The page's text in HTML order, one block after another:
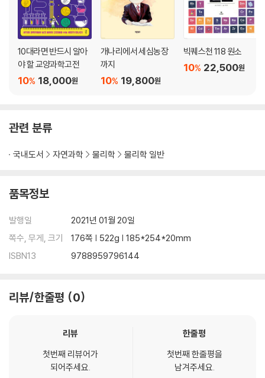
7×10-7
붉은빛의 파장(m)
1.26×10-6
자유공간의 투자율(/)
1.7×10-3
지구 자전이 느려지는 비율(초/세기)
절대영도(℃)
-1/3
다운, 스트렌지, 바텀 쿼크의 전하량(, 기본 전하)
0
0.007
1/137(0.0073)
미세구조상수
10대라면 반드시 알아
야 할 교양과학고전
18,000원
10%
개나리에서 세심농장
까지
19,800원
10%
빅퀘스천 118 원소
22,500원
10%
관련 분류
국내도서 자연과학 물리학 물리학 일반
품목정보
발행일
2021년 01월 20일
쪽수, 무게, 크기
176쪽 | 522g | 185*254*20mm
ISBN13
9788959796144
리뷰/한줄평 0
리뷰
첫번째 리뷰어가
되어주세요.
한줄평
첫번째 한줄평을
남겨주세요.